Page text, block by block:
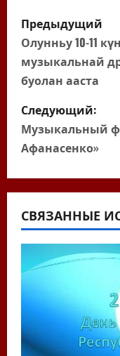
Н
а
в
и
г
а
ц
и
я
п
о
з
Предыдущий
Олунньу 10-11
музыкальнай
буолан ааста
Следующий:
Музыкальный
Афанасенко»
СВЯЗАННЫЕ